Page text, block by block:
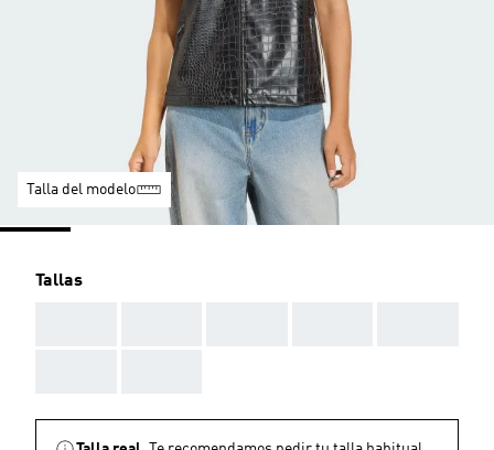
Talla del modelo
Tallas